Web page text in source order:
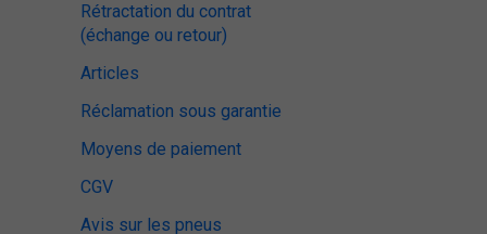
Rétractation du contrat
(échange ou retour)
Articles
Réclamation sous garantie
Moyens de paiement
CGV
Avis sur les pneus